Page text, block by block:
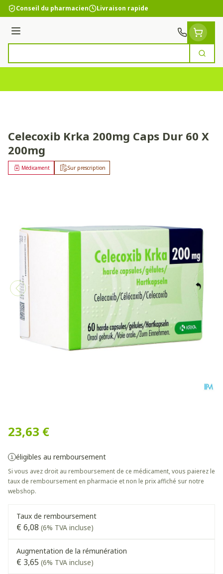
Aller au contenu
Conseil du pharmacien Livraison rapide
Menu
Celecoxib Krka 200mg Caps Dur 60 X
200mg
Sur prescription
Médicament
23,63 €
éligibles au remboursement
Si vous avez droit au remboursement de ce médicament, vous paierez le
taux de remboursement en pharmacie et non le prix affiché sur notre
webshop.
Taux de remboursement
€ 6,08 (6% TVA incluse)
Augmentation de la rémunération
€ 3,65 (6% TVA incluse)